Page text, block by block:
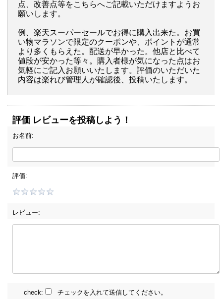
点、改善点等をこちらへご記載いただけますようお
願いします。
例、楽天スーパーセールでお得に購入出来た。お買
い物マラソンで限定のクーポンや、ポイントが通常
より多くもらえた。配送が早かった。他店と比べて
値段が安かった等々。購入者様が気になった点はお
気軽にご記入お願いいたします。評価のいただいた
内容は楽れび管理人が確認後、投稿いたします。
評価 レビューを投稿しよう！
お名前:
評価:
レビュー:
check: チェックを入れて送信してください。